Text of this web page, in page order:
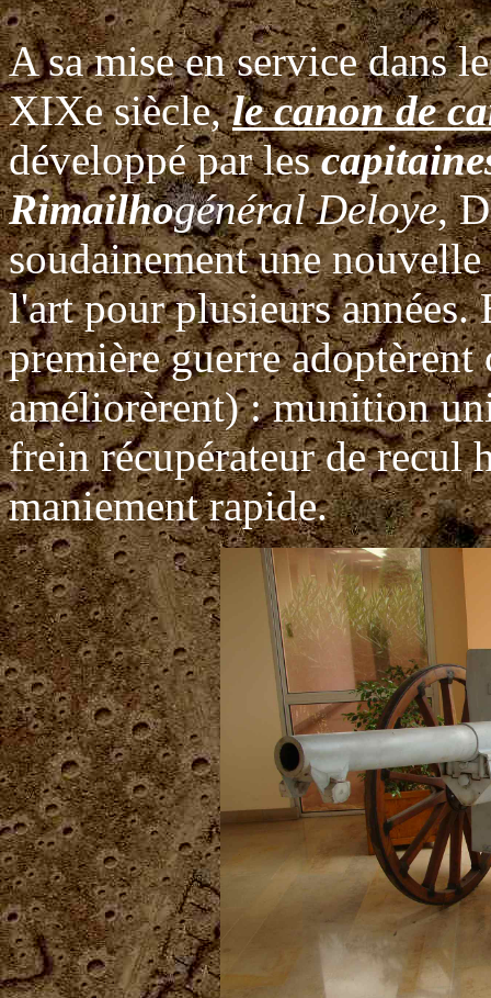
A sa mise en service dans
XIXe siècle,le canon de
développé par les
Rimailhogénéral Deloye,
soudainement une
l'art pour plusieurs années.
première guerre
améliorèrent) : munition
frein récupérateur de recul
maniement rapide.